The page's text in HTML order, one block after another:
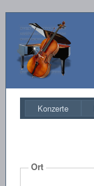
Konzerte
Ort